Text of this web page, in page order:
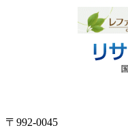
〒992-0045